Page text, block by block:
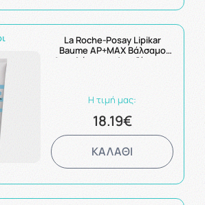
La Roche-Posay Lipikar
Baume AP+MAX Βάλσαμο
Αναπλήρωσης Λιπιδίων για
Η τιμή μας:
18.19€
ΚΑΛΑΘΙ